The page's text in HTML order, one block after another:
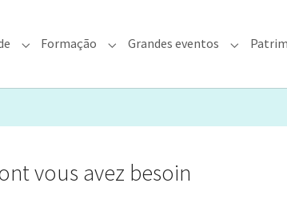
& Pastoral"
Submenu for "Solidariedade"
Formação Submenu for "Formação"
Grandes eventos Submenu
vous avez besoin